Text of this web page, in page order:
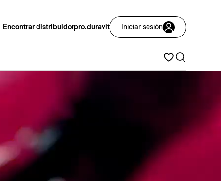
Encontrar distribuidorpro.duravit Iniciar sesión